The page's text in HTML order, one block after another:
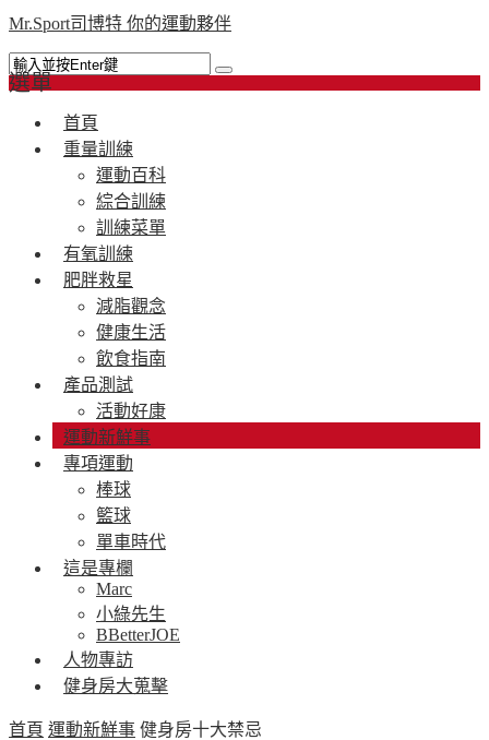
Mr.Sport司博特 你的運動夥伴
選單
首頁
重量訓練
運動百科
綜合訓練
訓練菜單
有氧訓練
肥胖救星
減脂觀念
健康生活
飲食指南
產品測試
活動好康
運動新鮮事
專項運動
棒球
籃球
單車時代
這是專欄
Marc
小綠先生
BBetterJOE
人物專訪
健身房大蒐擊
首頁 運動新鮮事 健身房十大禁忌